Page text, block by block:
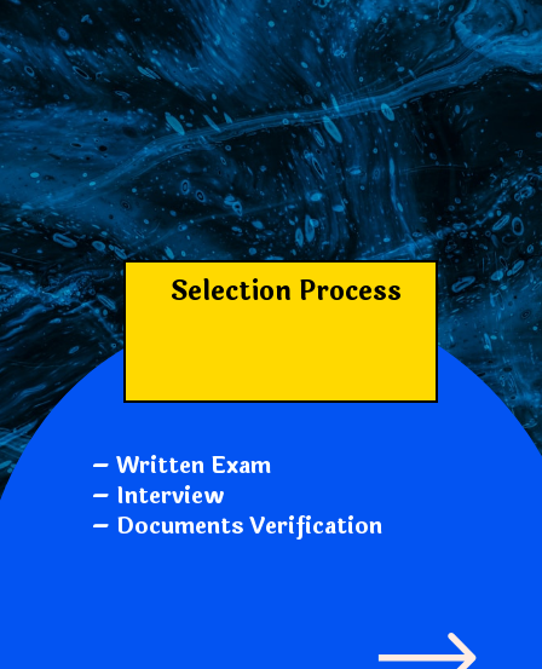
Selection Process
– Written Exam
– Interview
– Documents Verification